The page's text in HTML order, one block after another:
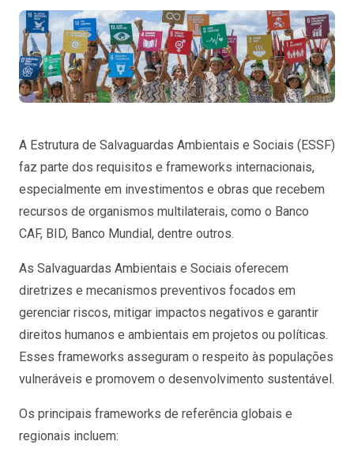
A Estrutura de Salvaguardas Ambientais e Sociais (ESSF)
faz parte dos requisitos e frameworks internacionais,
especialmente em investimentos e obras que recebem
recursos de organismos multilaterais, como o Banco
CAF, BID, Banco Mundial, dentre outros.
As Salvaguardas Ambientais e Sociais oferecem
diretrizes e mecanismos preventivos focados em
gerenciar riscos, mitigar impactos negativos e garantir
direitos humanos e ambientais em projetos ou políticas.
Esses frameworks asseguram o respeito às populações
vulneráveis e promovem o desenvolvimento sustentável.
Os principais frameworks de referência globais e
regionais incluem: